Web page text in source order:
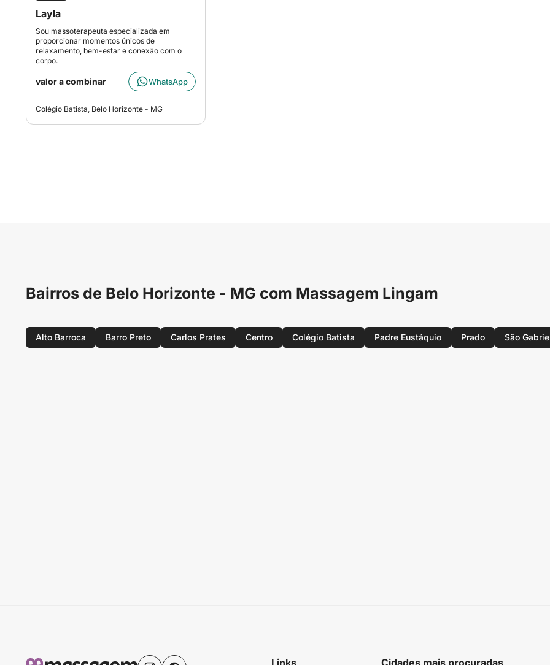
Layla
Sou massoterapeuta especializada em
proporcionar momentos únicos de
relaxamento, bem-estar e conexão com o
corpo.
valor a combinar WhatsApp
Colégio Batista, Belo Horizonte - MG
Bairros de Belo Horizonte - MG com Massagem Lingam
Alto Barroca Barro Preto Carlos Prates Centro Colégio Batista Padre Eustáquio Prado São
Links Cidades mais procuradas